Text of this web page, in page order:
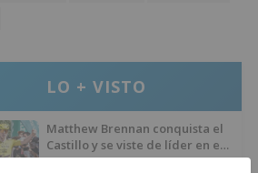
LO + VISTO
Matthew Brennan conquista el
Castillo y se viste de líder en el
estreno de la Vuelta a Burgos